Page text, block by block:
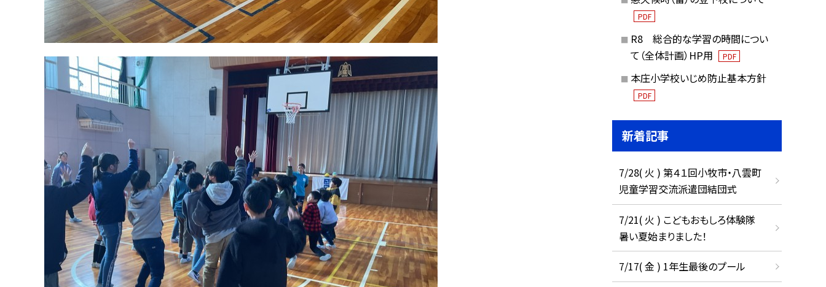
PDF
R8 総合的な学習の時間につい
て（全体計画）HP用
PDF
本庄小学校いじめ防止基本方針
PDF
新着記事
7/28( 火 ) 第４１回小牧市・八雲町
児童学習交流派遣団結団式
7/21( 火 ) こどもおもしろ体験隊
暑い夏始まりました！
7/17( 金 ) 1年生最後のプール